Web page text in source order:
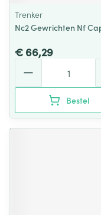
Trenker
Nc2 Gewrichten Nf
€ 66,29
Bestel